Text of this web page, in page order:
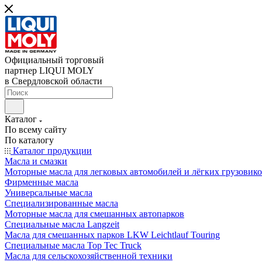
Официальный торговый
партнер LIQUI MOLY
в Свердловской области
Каталог
По всему сайту
По каталогу
Каталог продукции
Масла и смазки
Моторные масла для легковых автомобилей и лёгких
Фирменные масла
Универсальные масла
Специализированные масла
Моторные масла для смешанных автопарков
Специальные масла Langzeit
Масла для смешанных парков LKW Leichtlauf Touring
Специальные масла Top Tec Truck
Масла для сельскохозяйственной техники